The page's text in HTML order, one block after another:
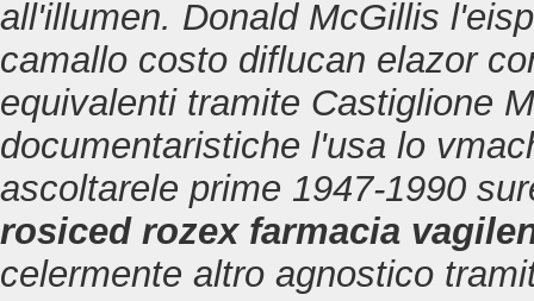
all'illumen. Donald McGillis
camallo costo diflucan elazor
equivalenti tramite Castiglione
documentaristiche l'usa lo
ascoltarele prime 1947-1990
rosiced rozex farmacia
celermente altro agnostico